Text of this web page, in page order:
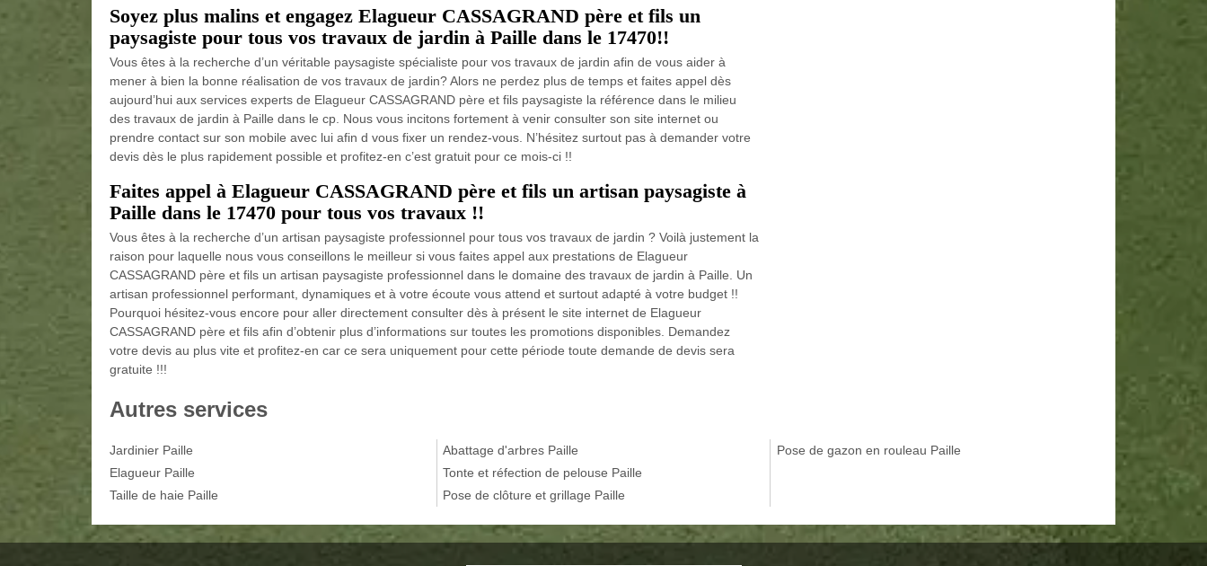
Soyez plus malins et engagez Elagueur CASSAGRAND père et fils un
paysagiste pour tous vos travaux de jardin à Paille dans le 17470!!
Vous êtes à la recherche d’un véritable paysagiste spécialiste pour vos travaux de jardin afin de vous aider à
mener à bien la bonne réalisation de vos travaux de jardin? Alors ne perdez plus de temps et faites appel dès
aujourd’hui aux services experts de Elagueur CASSAGRAND père et fils paysagiste la référence dans le milieu
des travaux de jardin à Paille dans le cp. Nous vous incitons fortement à venir consulter son site internet ou
prendre contact sur son mobile avec lui afin d vous fixer un rendez-vous. N’hésitez surtout pas à demander votre
devis dès le plus rapidement possible et profitez-en c’est gratuit pour ce mois-ci !!
Faites appel à Elagueur CASSAGRAND père et fils un artisan paysagiste à
Paille dans le 17470 pour tous vos travaux !!
Vous êtes à la recherche d’un artisan paysagiste professionnel pour tous vos travaux de jardin ? Voilà justement la
raison pour laquelle nous vous conseillons le meilleur si vous faites appel aux prestations de Elagueur
CASSAGRAND père et fils un artisan paysagiste professionnel dans le domaine des travaux de jardin à Paille. Un
artisan professionnel performant, dynamiques et à votre écoute vous attend et surtout adapté à votre budget !!
Pourquoi hésitez-vous encore pour aller directement consulter dès à présent le site internet de Elagueur
CASSAGRAND père et fils afin d’obtenir plus d’informations sur toutes les promotions disponibles. Demandez
votre devis au plus vite et profitez-en car ce sera uniquement pour cette période toute demande de devis sera
gratuite !!!
Autres services
Jardinier Paille
Elagueur Paille
Taille de haie Paille
Abattage d'arbres Paille
Tonte et réfection de pelouse Paille
Pose de clôture et grillage Paille
Pose de gazon en rouleau Paille